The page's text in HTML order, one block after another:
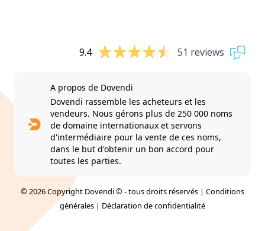
9.4 51 reviews
A propos de Dovendi
Dovendi rassemble les acheteurs et les
vendeurs. Nous gérons plus de 250 000 noms
de domaine internationaux et servons
d'intermédiaire pour la vente de ces noms,
dans le but d'obtenir un bon accord pour
toutes les parties.
© 2026 Copyright Dovendi © - tous droits réservés | Conditions
générales | Déclaration de confidentialité